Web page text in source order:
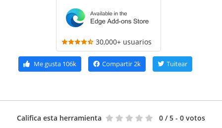
30,000+ usuarios
Me gusta106k Compartir2k Tuitear
Califica esta herramienta 0 / 5 - 0 votos